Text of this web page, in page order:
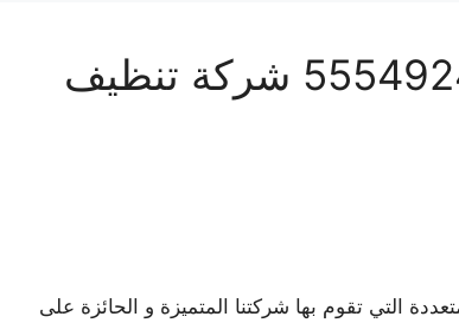
تنظيف ستائر الصوابر 55549242 شركة تنظيف
التي تقوم بها شركتنا المتميزة و الحائزة على